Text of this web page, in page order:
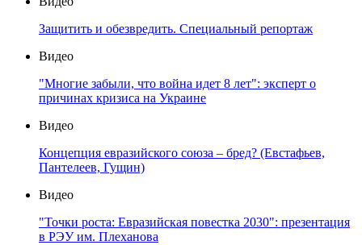
Защитить и обезвредить. Специальный репортаж
Видео
"Многие забыли, что война идет 8 лет": эксперт о
причинах кризиса на Украине
Видео
Концепция евразийского союза – бред? (Евстафьев,
Пантелеев, Гущин)
Видео
"Точки роста: Евразийская повестка 2030": презентация
в РЭУ им. Плеханова